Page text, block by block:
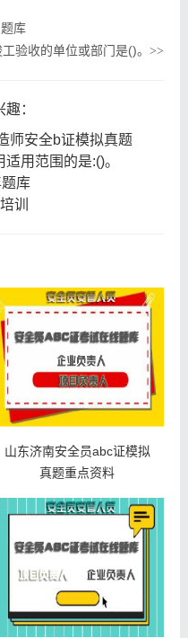
库
验收的单位或部门是()。>>
：
师安全b证模拟真题
用范围的是:()。
库
训
山东济南安全员abc证模拟
真题重点资料